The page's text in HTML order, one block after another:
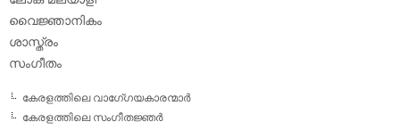
വൈജ്ഞാനികം
ശാസ്ത്രം
സംഗീതം
കേരളത്തിലെ വാഗേ്ഗയകാരന്മാര്‍
കേരളത്തിലെ സംഗീതജ്ഞര്‍